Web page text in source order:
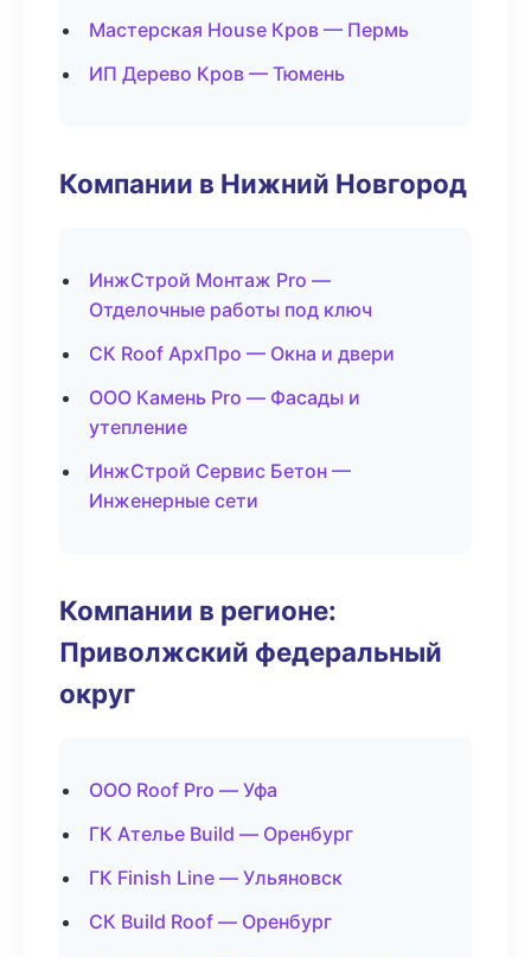
Мастерская House Кров — Пермь
ИП Дерево Кров — Тюмень
Компании в Нижний Новгород
ИнжСтрой Монтаж Pro —
Отделочные работы под ключ
СК Roof АрхПро — Окна и двери
ООО Камень Pro — Фасады и
утепление
ИнжСтрой Сервис Бетон —
Инженерные сети
Компании в регионе:
Приволжский федеральный
округ
ООО Roof Pro — Уфа
ГК Ателье Build — Оренбург
ГК Finish Line — Ульяновск
СК Build Roof — Оренбург